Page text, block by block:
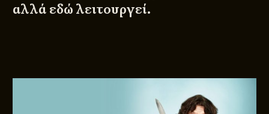
αλλά εδώ λειτουργεί.